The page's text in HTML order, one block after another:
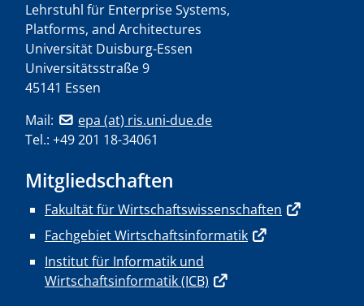
Lehrstuhl für Enterprise Systems,
Platforms, and Architectures
Universität Duisburg-Essen
Universitätsstraße 9
45141 Essen
Mail:
epa (at) ris.uni-due.de
Tel.: +49 201 18-34061
Mitgliedschaften
Fakultät für Wirtschaftswissenschaften
Fachgebiet Wirtschaftsinformatik
Institut für Informatik und
Wirtschaftsinformatik (ICB)